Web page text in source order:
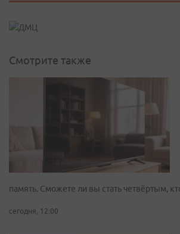
Смотрите также
память. Сможете ли вы стать четвёртым,
сегодня, 12:00